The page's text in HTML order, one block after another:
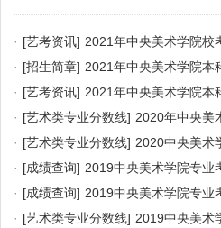
· [艺考资讯] 2021年中央美术学院校
· [招生简章] 2021年中央美术学院本
· [艺考资讯] 2021年中央美术学院本
· [艺术类专业分数线] 2020年中央美
· [艺术类专业分数线] 2020中央美术
· [成绩查询] 2019中央美术学院专业
· [成绩查询] 2019中央美术学院专业
· [艺术类专业分数线] 2019中央美术